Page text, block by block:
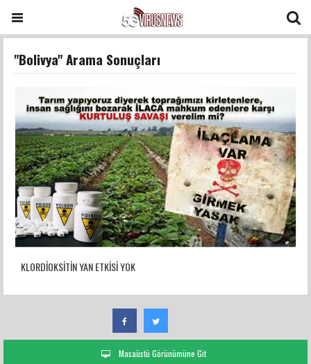
"Bolivya" Arama Sonuçları
KLORDİOKSİTİN YAN ETKİSİ YOK
Masaüstü Görünümüne Git